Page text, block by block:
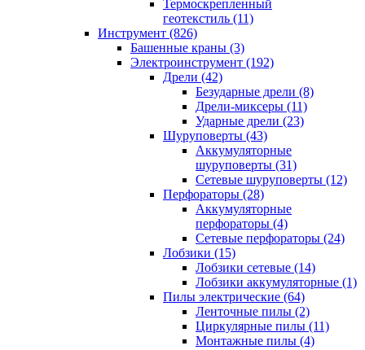
Термоскрепленный
геотекстиль (11)
Инструмент (826)
Башенные краны (3)
Электроинструмент (192)
Дрели (42)
Безударные дрели (8)
Дрели-миксеры (11)
Ударные дрели (23)
Шуруповерты (43)
Аккумуляторные
шуруповерты (31)
Сетевые шуруповерты (12)
Перфораторы (28)
Аккумуляторные
перфораторы (4)
Сетевые перфораторы (24)
Лобзики (15)
Лобзики сетевые (14)
Лобзики аккумуляторные (1)
Пилы электрические (64)
Ленточные пилы (2)
Циркулярные пилы (11)
Монтажные пилы (4)